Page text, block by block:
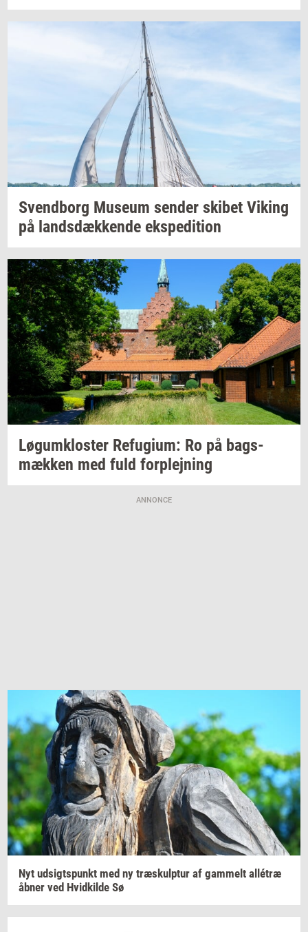
Svend­borg Mu­se­um sen­der ski­bet Viking
på lands­dæk­ken­de eks­pe­di­tion
Løgum­klo­ster Re­fu­gi­um: Ro på bags­
mæk­ken med fuld for­plej­ning
ANNONCE
Nyt ud­sigts­punkt med ny træskul­p­tur af gam­melt allétræ
åbner ved Hvid­kil­de Sø